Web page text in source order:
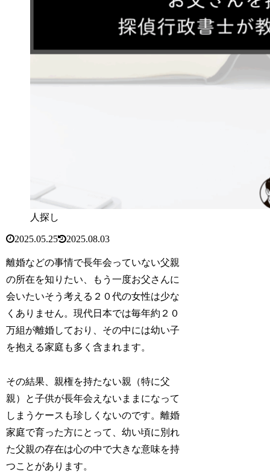
人探し
2025.05.25 2025.08.03
離婚などの事情で長年会っていない父親
の所在を知りたい、もう一度お父さんに
会いたいそう考える２０代の女性は少な
くありません。現代日本では毎年約２０
万組が離婚しており、その中には幼い子
を抱える家庭も多く含まれます。
その結果、親権を持たない親（特に父
親）と子供が長年会えないままになって
しまうケースも珍しくないのです。離婚
家庭で育った方にとって、幼い頃に別れ
た父親の存在は心の中で大きな意味を持
つことがあります。